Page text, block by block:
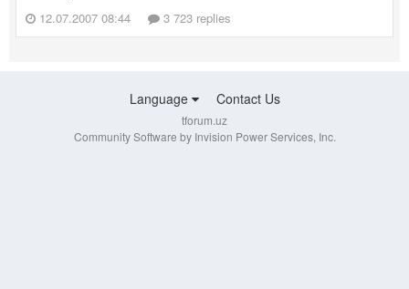
12.07.2007 08:44
3 723 replies
Language Contact Us
tforum.uz
Community Software by Invision Power Services, Inc.